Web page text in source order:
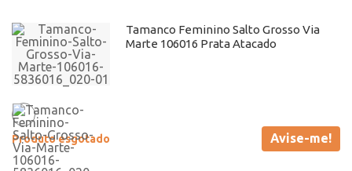
Tamanco Feminino Salto Grosso Via
Marte 106016 Prata Atacado
Produto esgotado Avise-me!